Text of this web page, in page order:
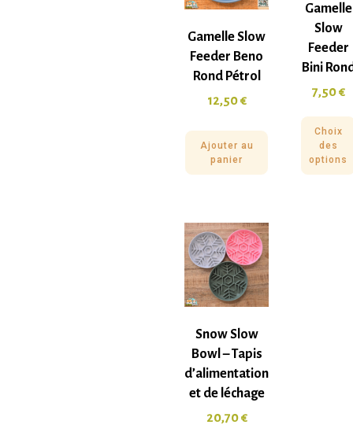
Gamelle Slow
Feeder Beno
Rond Pétrol
12,50€
Ajouter au
panier
Gamelle
Slow
Feeder
Bini
7,50€
Choix
des
options
Snow Slow
Bowl – Tapis
d’alimentation
et de léchage
20,70€